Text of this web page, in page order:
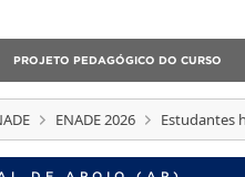
PROJETO PEDAGÓGICO DO CURSO
ENADE 2026 Estudantes